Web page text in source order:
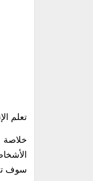
تعلم
خلاصة
سوف